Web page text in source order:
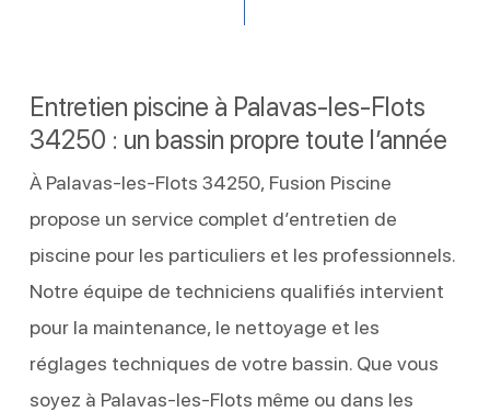
Entretien piscine à Palavas-les-Flots
34250 : un bassin propre toute l’année
À Palavas-les-Flots 34250, Fusion Piscine
propose un service complet d’entretien de
piscine pour les particuliers et les professionnels.
Notre équipe de techniciens qualifiés intervient
pour la maintenance, le nettoyage et les
réglages techniques de votre bassin. Que vous
soyez à Palavas-les-Flots même ou dans les